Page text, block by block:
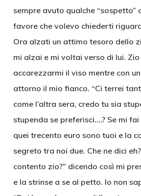
sempre avuto qualche “sospetto”
favore che volevo chiederti
Ora alzati un attimo tesoro dello
mi alzai e mi voltai verso di lui.
accarezzarmi il viso mentre con
attorno il mio fianco. “Ci terrei
come l’altra sera, credo tu sia
stupenda se preferisci….? Se mi
quei trecento euro sono tuoi e la
segreto tra noi due. Che ne dici
contento zio?” dicendo così mi
e la strinse a se al petto. Io non